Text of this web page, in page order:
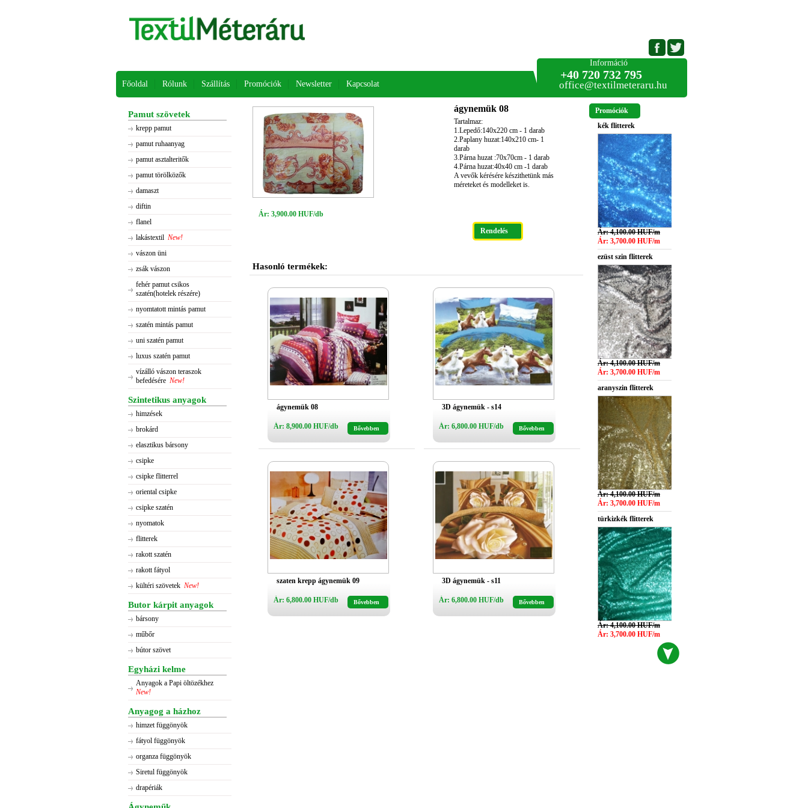
Főoldal Rólunk Szállítás Promóciók Newsletter Kapcsolat
Információ
+40 720 732 795
office@textilmeteraru.hu
Pamut szövetek
krepp pamut
pamut ruhaanyag
pamut asztalteritők
pamut törölközők
damaszt
diftin
flanel
lakástextil New!
vászon üni
zsák vászon
fehér pamut csikos
szatén(hotelek részére)
nyomtatott mintás pamut
szatén mintás pamut
uni szatén pamut
luxus szatén pamut
vízálló vászon teraszok
befedésére New!
Szintetikus anyagok
himzések
brokárd
elasztikus bársony
csipke
csipke flitterrel
oriental csipke
csipke szatén
nyomatok
flitterek
rakott szatén
rakott fátyol
kültéri szövetek New!
Butor kárpit anyagok
bársony
műbőr
bútor szövet
Egyházi kelme
Anyagok a Papi öltözékhez
New!
Anyagog a házhoz
himzet függönyök
fátyol függönyök
organza függönyök
Siretul függönyök
drapériák
Ár: 3,900.00 HUF/db
ágynemük 08
Tartalmaz:
1.Lepedő:140x220 cm - 1 darab
2.Paplany huzat:140x210 cm- 1
darab
3.Párna huzat :70x70cm - 1 darab
4.Párna huzat:40x40 cm -1 darab
A vevők kérésére készithetünk más
méreteket és modelleket is.
Rendelés
Hasonló termékek:
ágynemük 08
Ár: 8,900.00 HUF/db Bővebben
3D ágynemük - s14
Ár: 6,800.00 HUF/db Bővebben
szaten krepp ágynemük 09
Ár: 6,800.00 HUF/db Bővebben
3D ágynemük - s11
Ár: 6,800.00 HUF/db Bővebben
Promóciók
kék flitterek
Ár: 4,100.00 HUF/m
Ár: 3,700.00 HUF/m
ezüst szin flitterek
Ár: 4,100.00 HUF/m
Ár: 3,700.00 HUF/m
aranyszin flitterek
Ár: 4,100.00 HUF/m
Ár: 3,700.00 HUF/m
türkizkék flitterek
Ár: 4,100.00 HUF/m
Ár: 3,700.00 HUF/m